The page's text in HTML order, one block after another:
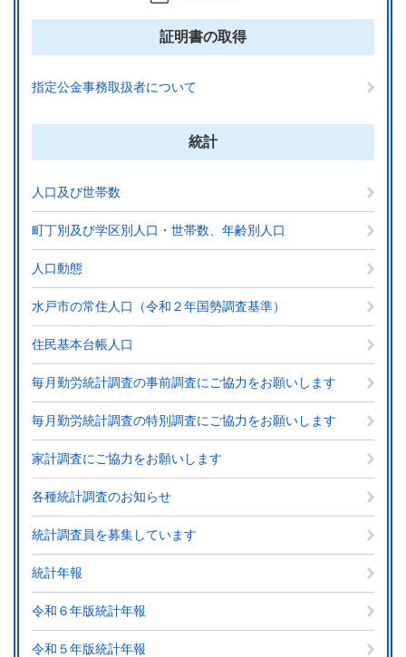
証明書の取得
指定公金事務取扱者について
統計
人口及び世帯数
町丁別及び学区別人口・世帯数、年齢別人口
人口動態
水戸市の常住人口（令和２年国勢調査基準）
住民基本台帳人口
毎月勤労統計調査の事前調査にご協力をお願いします
毎月勤労統計調査の特別調査にご協力をお願いします
家計調査にご協力をお願いします
各種統計調査のお知らせ
統計調査員を募集しています
統計年報
令和６年版統計年報
令和５年版統計年報